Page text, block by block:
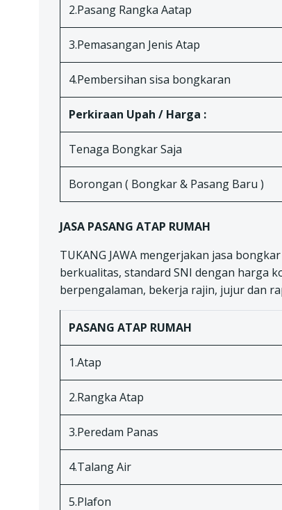
2.Pasang Rangka Aatap
3.Pemasangan Jenis Atap
4.Pembersihan sisa bongkaran
Perkiraan Upah / Harga :
Tenaga Bongkar Saja
Borongan ( Bongkar & Pasang Baru )
JASA PASANG ATAP RUMAH
TUKANG JAWA mengerjakan jasa
berkualitas, standard SNI dengan harga
berpengalaman, bekerja rajin, jujur dan
PASANG ATAP RUMAH
1.Atap
2.Rangka Atap
3.Peredam Panas
4.Talang Air
5.Plafon